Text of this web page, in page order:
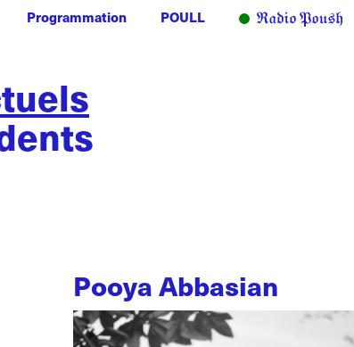
Programmation POULL
Pooya Abbasian